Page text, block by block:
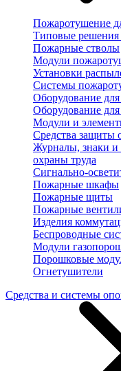
Пожаротушение
Типовые
Пожарные стволы
Модули
Установки
Системы
Оборудование
Оборудование
Модули и
Средства защиты
Журналы, знаки и
охраны труда
Сигнально-
Пожарные шкафы
Пожарные щиты
Пожарные
Изделия
Беспроводные
Модули
Порошковые
Огнетушители
Средства и системы